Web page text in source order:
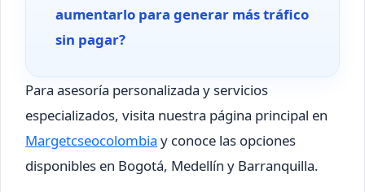
aumentarlo para generar más tráfico
sin pagar?
Para asesoría personalizada y servicios
especializados, visita nuestra página principal en
Margetcseocolombia y conoce las opciones
disponibles en Bogotá, Medellín y Barranquilla.